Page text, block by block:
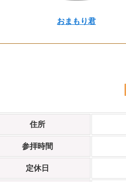
おまもり君
住所
参拝時間
定休日